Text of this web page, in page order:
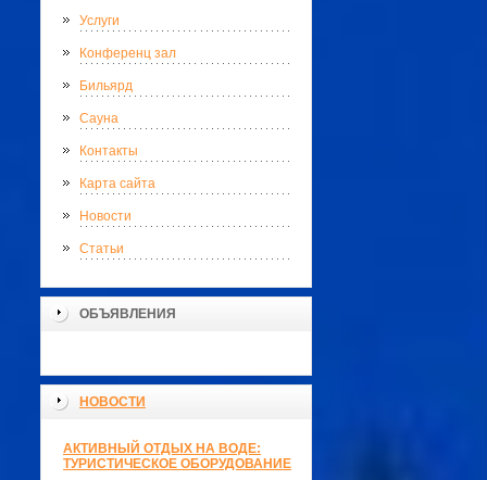
Услуги
Конференц зал
Бильярд
Сауна
Контакты
Карта сайта
Новости
Статьи
ОБЪЯВЛЕНИЯ
НОВОСТИ
АКТИВНЫЙ ОТДЫХ НА ВОДЕ:
ТУРИСТИЧЕСКОЕ ОБОРУДОВАНИЕ